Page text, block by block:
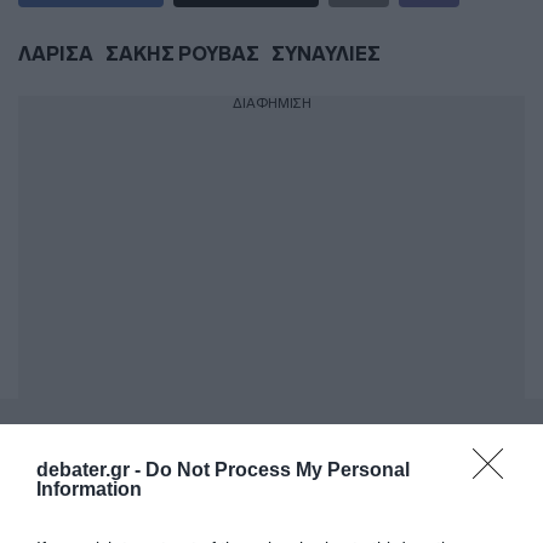
debater.gr - Do Not Process My Personal
Information
ΛΑΡΙΣΑ ΣΑΚΗΣ ΡΟΥΒΑΣ ΣΥΝΑΥΛΙΕΣ
ΔΙΑΦΗΜΙΣΗ